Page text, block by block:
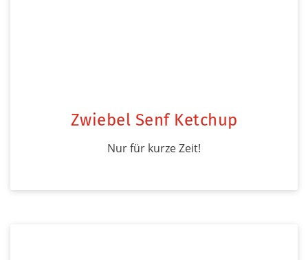
Zwiebel Senf Ketchup
Nur für kurze Zeit!